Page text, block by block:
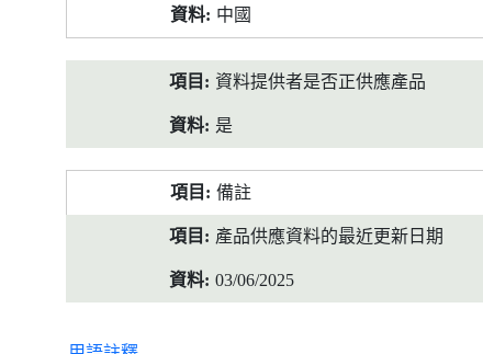
中國
資料提供者是否正供應產品
是
備註
產品供應資料的最近更新日期
03/06/2025